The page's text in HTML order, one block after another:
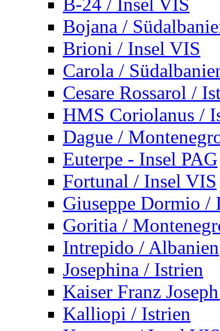
Bojana /
Brioni / Insel VIS
Carola /
Cesare Rossarol /
HMS Coriolanus /
Dague /
Euterpe - Insel PAG
Fortunal / Insel VIS
Giuseppe Dormio /
Goritia /
Intrepido / Albanien
Josephina / Istrien
Kaiser Franz
Kalliopi / Istrien